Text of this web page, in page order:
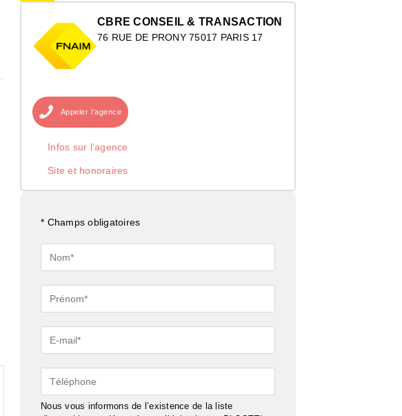
CBRE CONSEIL & TRANSACTION
76 RUE DE PRONY 75017 PARIS 17
Appeler l’agence
Infos sur l’agence
Site et honoraires
* Champs obligatoires
Nom*
Prénom*
E-
mail*
Téléphone
Nous vous informons de l’existence de la liste